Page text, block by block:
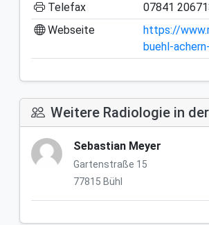
Telefax
07841
Webseite
https://
buehl-
Weitere Radiologie in
Sebastian Meyer
Gartenstraße 15
77815 Bühl